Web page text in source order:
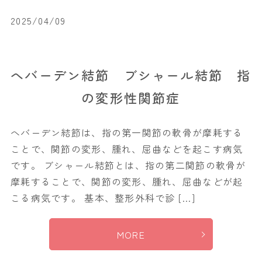
2025/04/09
へバーデン結節 ブシャール結節 指
の変形性関節症
へバーデン結節は、指の第一関節の軟骨が摩耗する
ことで、関節の変形、腫れ、屈曲などを起こす病気
です。 ブシャール結節とは、指の第二関節の軟骨が
摩耗することで、関節の変形、腫れ、屈曲などが起
こる病気です。 基本、整形外科で診 […]
MORE